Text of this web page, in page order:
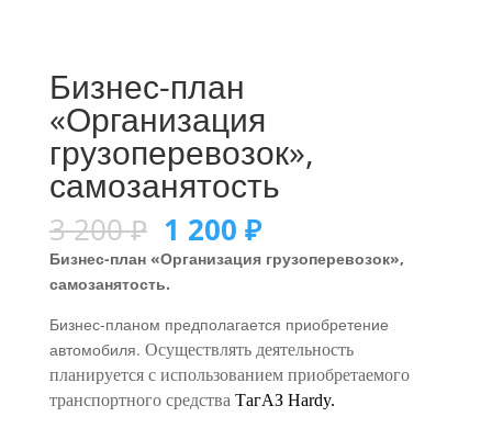
Бизнес-план
«Организация
грузоперевозок»,
самозанятость
3 200₽ 1 200 ₽
Бизнес-план «Организация грузоперевозок»,
самозанятость.
Бизнес-планом предполагается приобретение
автомобиля. Осуществлять деятельность
планируется с использованием приобретаемого
транспортного средства ТагАЗ Hardy.